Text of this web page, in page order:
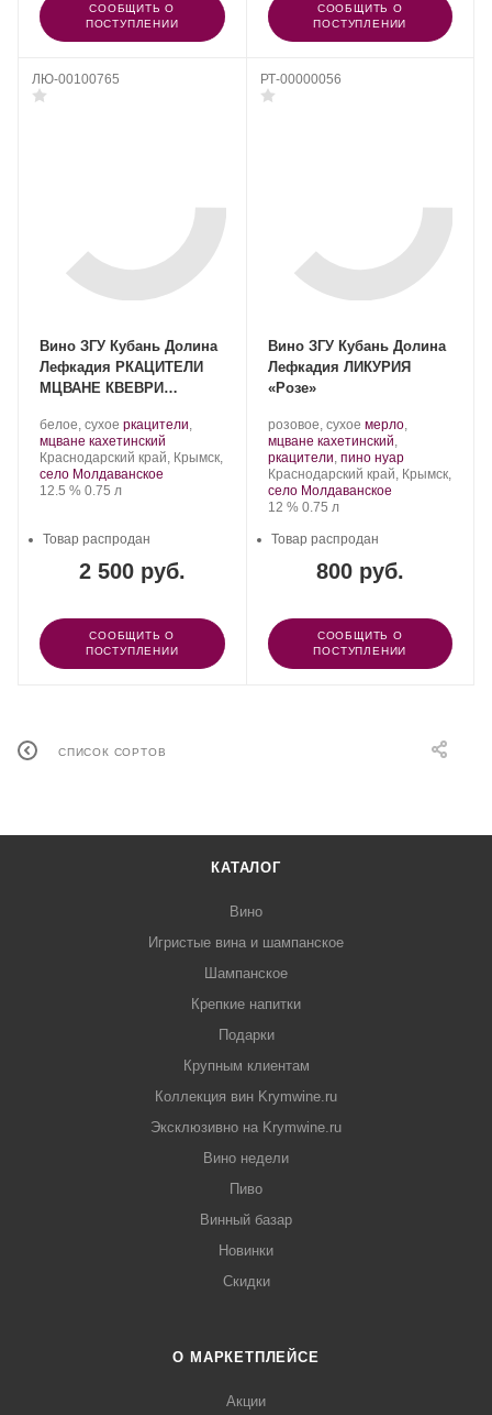
СООБЩИТЬ О
ПОСТУПЛЕНИИ
СООБЩИТЬ О
ПОСТУПЛЕНИИ
ЛЮ-00100765
Вино ЗГУ Кубань Долина
Лефкадия РКАЦИТЕЛИ
МЦВАНЕ КВЕВРИ
Производитель:
Долина
Лефкадия.
белое, сухое .
Сорт
винограда:
ркацители,
мцване кахетинский
Регион:
Краснодарский край, Крымск,
село Молдаванское
Крепость
12.5 %. Объем
0.75 л
2 500 руб.
Товар распродан
СООБЩИТЬ О
ПОСТУПЛЕНИИ
РТ-00000056
Вино ЗГУ Кубань Долина
Лефкадия ЛИКУРИЯ
«Розе»
Производитель:
Долина
Лефкадия.
розовое, сухое .
Сорт
винограда:
мерло,
мцване кахетинский,
ркацители, пино нуар.
Регион:
Краснодарский край, Крымск,
село Молдаванское
Крепость
12 %. Объем
0.75 л
800 руб.
Товар распродан
СООБЩИТЬ О
ПОСТУПЛЕНИИ
СПИСОК СОРТОВ
КАТАЛОГ
Вино
Игристые вина и шампанское
Шампанское
Крепкие напитки
Подарки
Крупным клиентам
Коллекция вин Krymwine.ru
Эксклюзивно на Krymwine.ru
Вино недели
Пиво
Винный базар
Новинки
Скидки
О МАРКЕТПЛЕЙСЕ
Акции